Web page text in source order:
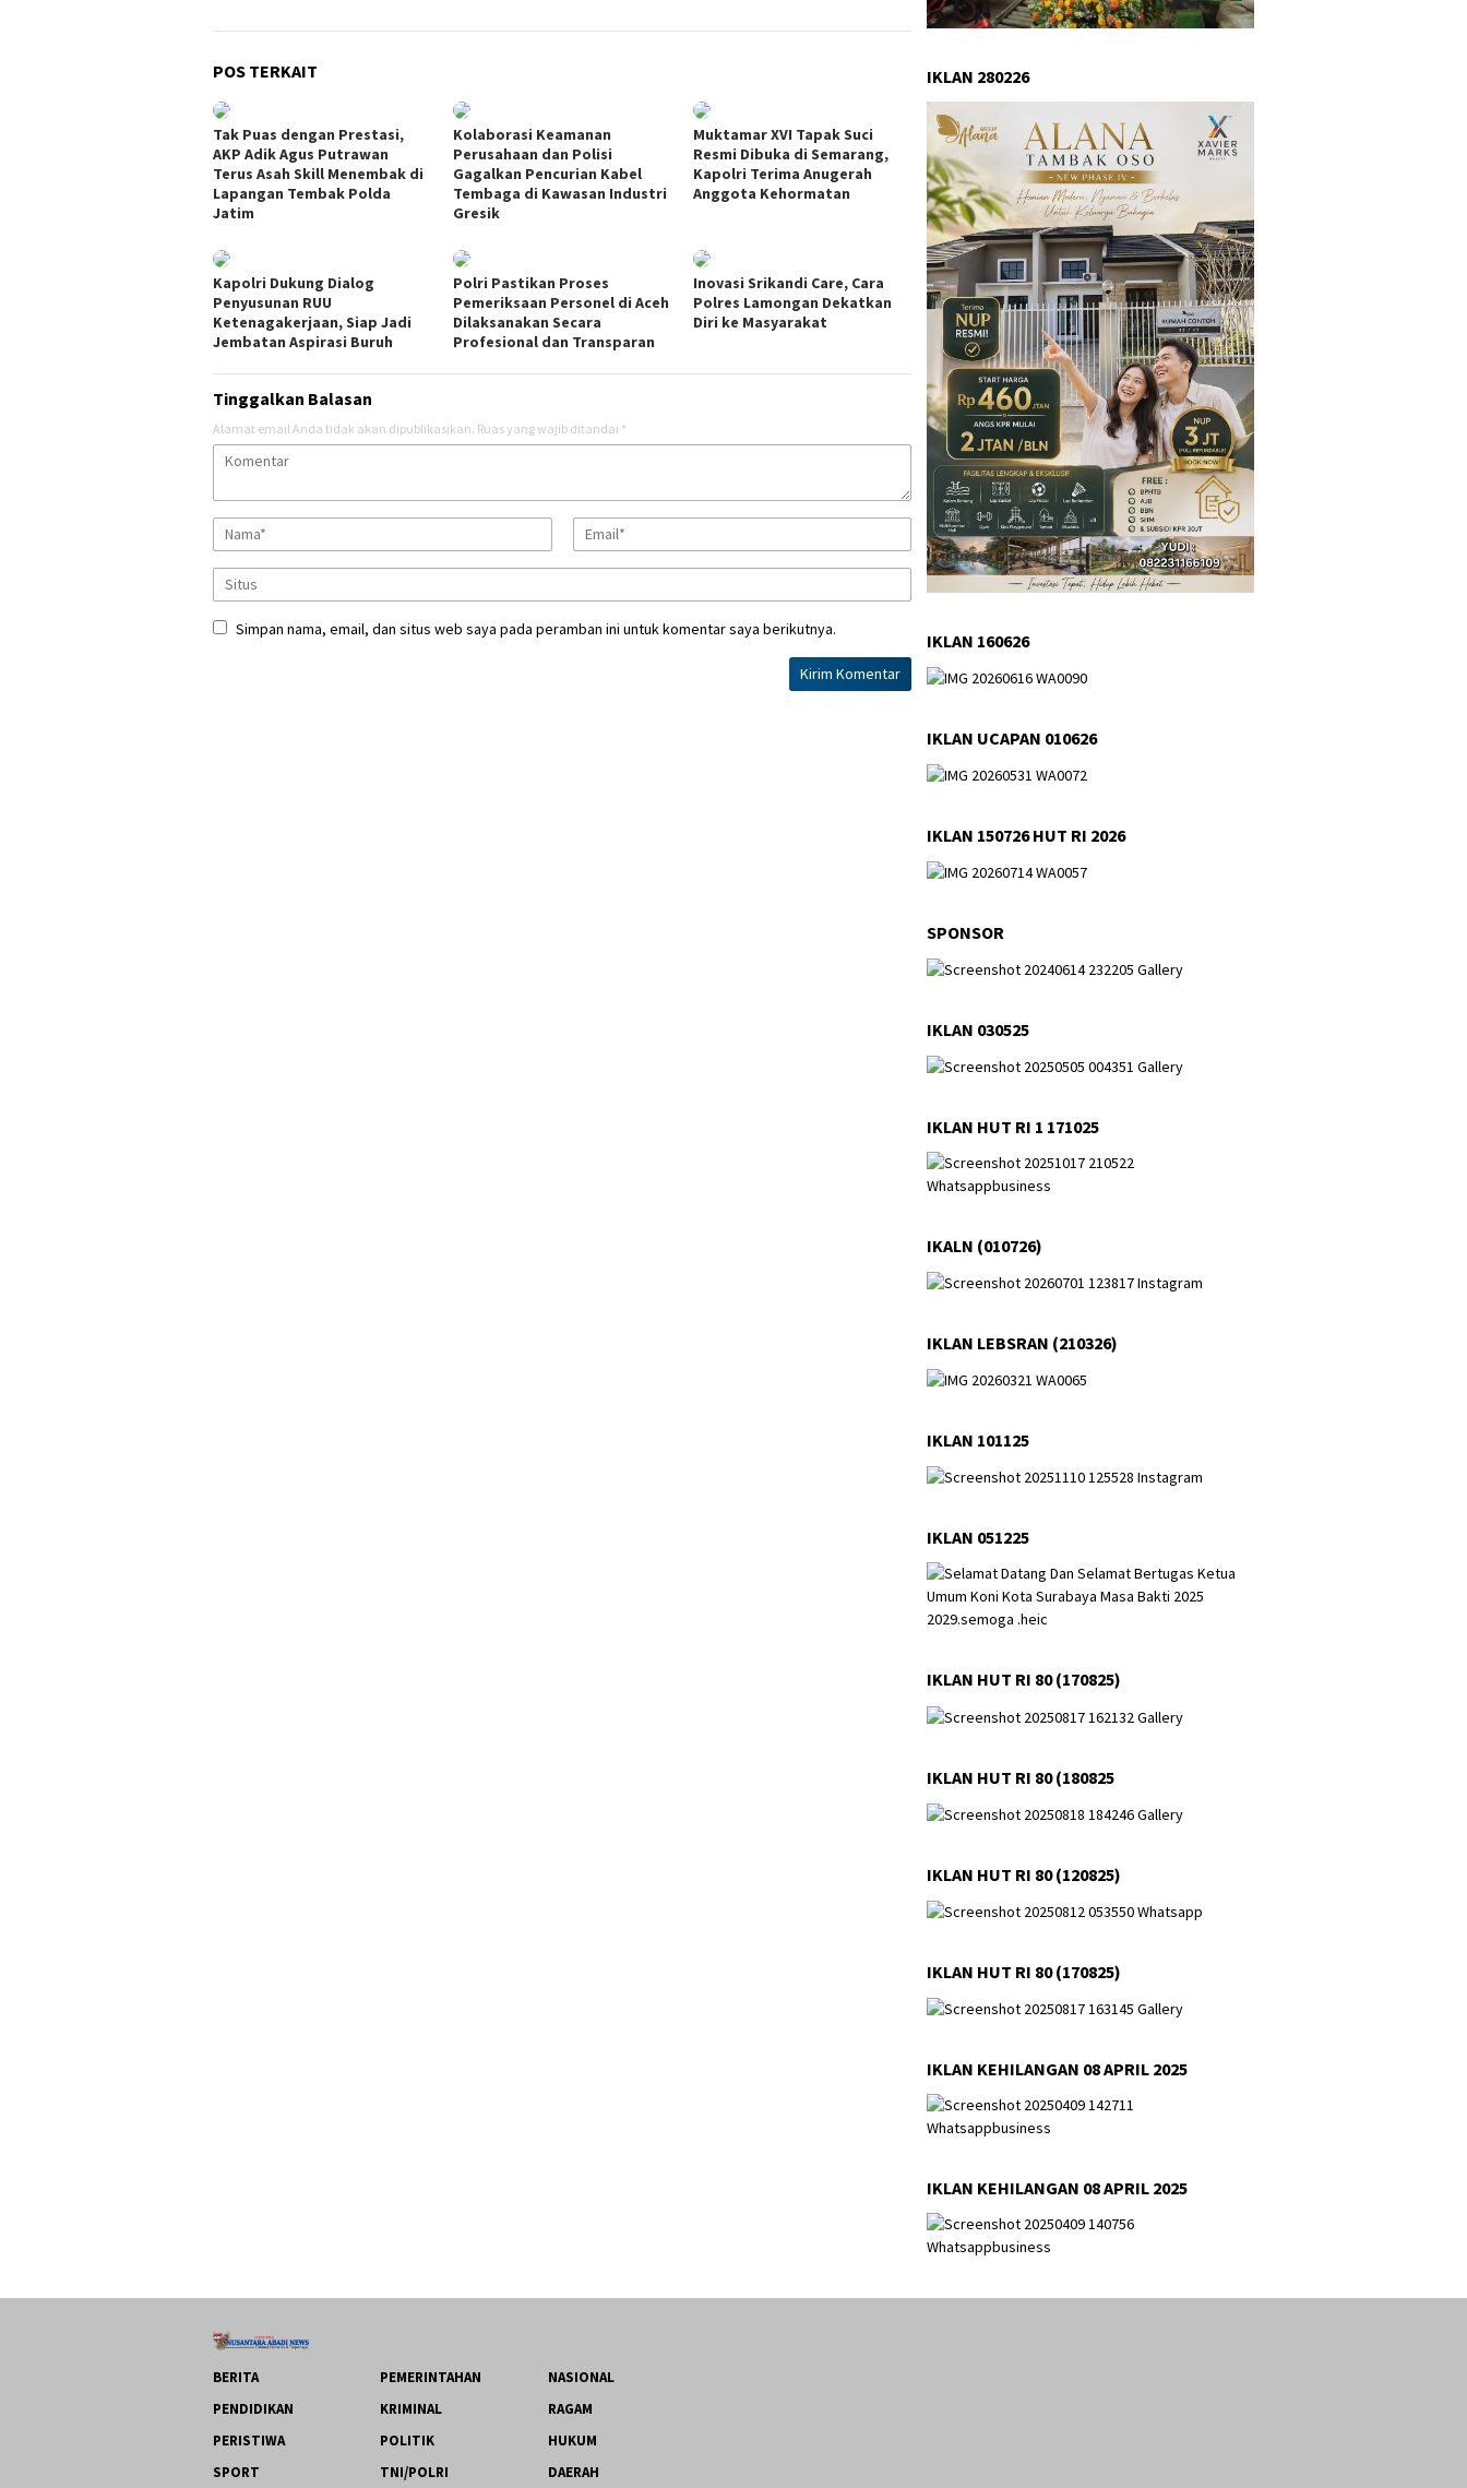
POS TERKAIT
Tak Puas dengan Prestasi,
AKP Adik Agus Putrawan
Terus Asah Skill Menembak di
Lapangan Tembak Polda
Jatim
Kolaborasi Keamanan
Perusahaan dan Polisi
Gagalkan Pencurian Kabel
Tembaga di Kawasan Industri
Gresik
Muktamar XVI Tapak Suci
Resmi Dibuka di Semarang,
Kapolri Terima Anugerah
Anggota Kehormatan
Kapolri Dukung Dialog
Penyusunan RUU
Ketenagakerjaan, Siap Jadi
Jembatan Aspirasi Buruh
Polri Pastikan Proses
Pemeriksaan Personel di Aceh
Dilaksanakan Secara
Profesional dan Transparan
Inovasi Srikandi Care, Cara
Polres Lamongan Dekatkan
Diri ke Masyarakat
Tinggalkan Balasan
Alamat email Anda tidak akan dipublikasikan. Ruas yang wajib ditandai *
Simpan nama, email, dan situs web saya pada peramban ini untuk komentar saya berikutnya.
IKLAN 280226
IKLAN 160626
IKLAN UCAPAN 010626
IKLAN 150726 HUT RI 2026
SPONSOR
IKLAN 030525
IKLAN HUT RI 1 171025
IKALN (010726)
IKLAN LEBSRAN (210326)
IKLAN 101125
IKLAN 051225
IKLAN HUT RI 80 (170825)
IKLAN HUT RI 80 (180825
IKLAN HUT RI 80 (120825)
IKLAN HUT RI 80 (170825)
IKLAN KEHILANGAN 08 APRIL 2025
IKLAN KEHILANGAN 08 APRIL 2025
BERITA PEMERINTAHAN
NASIONAL
PENDIDIKAN
KRIMINAL
RAGAM
PERISTIWA
POLITIK
HUKUM
SPORT
TNI/POLRI DAERAH